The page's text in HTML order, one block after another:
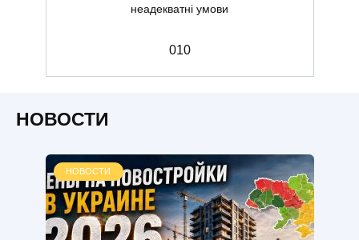
неадекватні умови
010
НОВОСТИ
НОВОСТИ